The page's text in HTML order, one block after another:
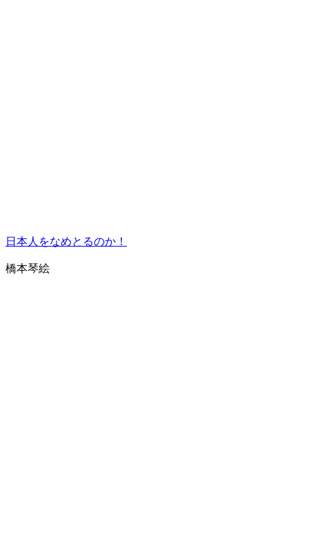
日本人をなめとるのか！
橋本琴絵